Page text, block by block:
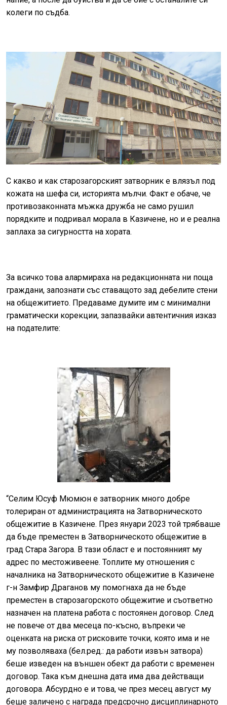
колеги по съдба.
С какво и как старозагорският затворник е влязъл под
кожата на шефа си, историята мълчи. Факт е обаче, че
противозаконната мъжка дружба не само рушил
порядките и подривал морала в Казичене, но и е реална
заплаха за сигурността на хората.
За всичко това алармираха на редакционната ни поща
граждани, запознати със ставащото зад дебелите стени
на общежитието. Предаваме думите им с минимални
граматически корекции, запазвайки автентичния изказ
на подателите:
“Селим Юсуф Мюмюн е затворник много добре
толериран от администрацията на Затворническото
общежитие в Казичене. През януари 2023 той трябваше
да бъде преместен в Затворническото общежитие в
град Стара Загора. В тази област е и постоянният му
адрес по местоживеене. Топлите му отношения с
началника на Затворническото общежитие в Казичене
г-н Замфир Драганов му помогнаха да не бъде
преместен в старозагорското общежитие и съответно
назначен на платена работа с постоянен договор. След
не повече от два месеца по-късно, въпреки че
оценката на риска от рисковите точки, която има и не
му позволяваха (бел.ред.: да работи извън затвора)
беше изведен на външен обект да работи с временен
договор. Така към днешна дата има два действащи
договора. Абсурдно е и това, че през месец август му
беше заличено с награда предсрочно дисциплинарното